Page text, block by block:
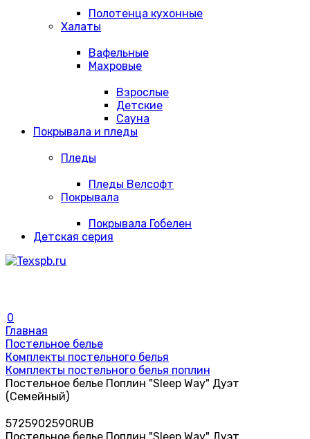
Полотенца кухонные
Халаты
Вафельные
Махровые
Взрослые
Детские
Сауна
Покрывала и пледы
Пледы
Пледы Велсофт
Покрывала
Покрывала Гобелен
Детская серия
0
Главная
Постельное белье
Комплекты постельного белья
Комплекты постельного белья поплин
Постельное белье Поплин "Sleep Way" Дуэт
(Семейный)
5725902590RUB